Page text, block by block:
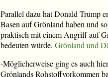
Parallel dazu hat Donald Trump
Basen auf Grönland haben und
praktisch mit einem Angriff auf
bedeuten würde. Grönland und
-Möglicherweise ging es auch
Grönlands Rohstoffvorkommen